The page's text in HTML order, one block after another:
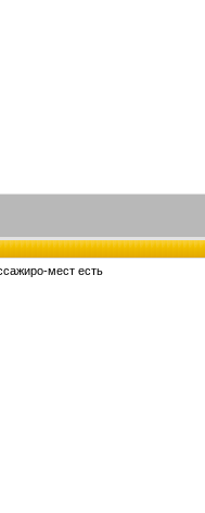
мест есть